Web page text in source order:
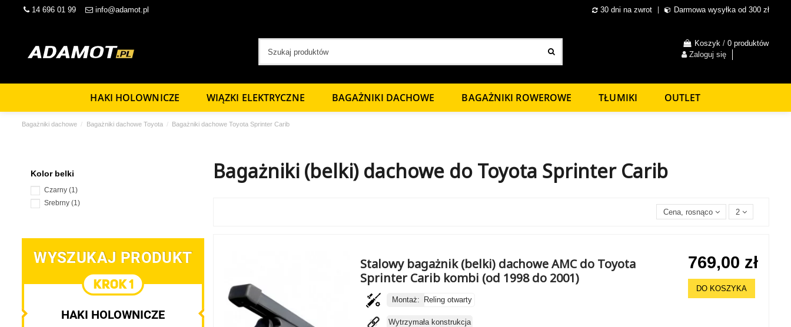
14 696 01 99 info@adamot.pl 30 dni na zwrot Darmowa wysyłka od 300 zł
Koszyk / 0 produktów
Zaloguj się
HAKI HOLOWNICZE WIĄZKI ELEKTRYCZNE BAGAŻNIKI DACHOWE BAGAŻNIKI ROWEROWE TŁUMIKI OUTLET
Bagażniki dachowe Bagażniki dachowe Toyota Bagażniki dachowe Toyota Sprinter Carib
Bagażniki (belki) dachowe do Toyota Sprinter Carib
Cena, rosnąco 2
Stalowy bagażnik (belki) dachowe AMC do Toyota
Sprinter Carib kombi (od 1998 do 2001)
Montaż: Reling otwarty
Wytrzymała konstrukcja
769,00 zł
DO KOSZYKA
Kolor belki
Czarny (1)
Srebrny (1)
WYSZUKAJ PRODUKT
HAKI HOLOWNICZE